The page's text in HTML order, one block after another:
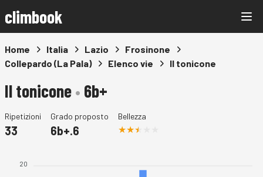
climbook
Home Italia Lazio
Frosinone
Collepardo (La Pala)
Elenco vie Il tonicone
Il tonicone• 6b+
Ripetizioni
33
Grado proposto
6b+.6
Bellezza
20